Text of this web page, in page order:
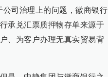
司治理上的问题，徽商银行
承兑汇票质押物存单来源于
、为客户办理无真实贸易背